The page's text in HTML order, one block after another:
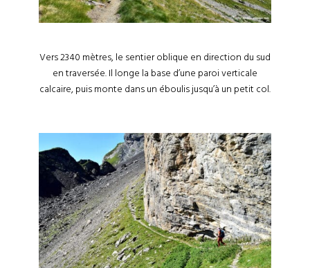
Vers 2340 mètres, le sentier oblique en direction du sud
en traversée. Il longe la base d’une paroi verticale
calcaire, puis monte dans un éboulis jusqu’à un petit col.